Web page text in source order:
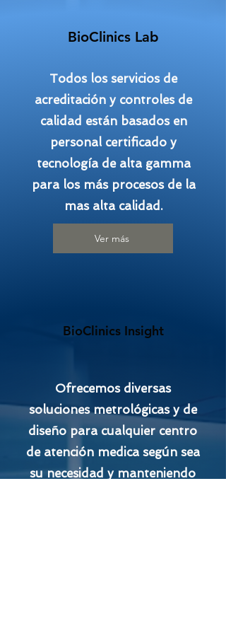
BioClinics Lab
Todos los servicios de
acreditación y controles de
calidad están basados en
personal certificado y
tecnología de alta gamma
para los más procesos de la
mas alta calidad.
Ver más
BioClinics Insight
Ofrecemos diversas
soluciones metrológicas y de
diseño para cualquier centro
de atención medica según sea
su necesidad y manteniendo